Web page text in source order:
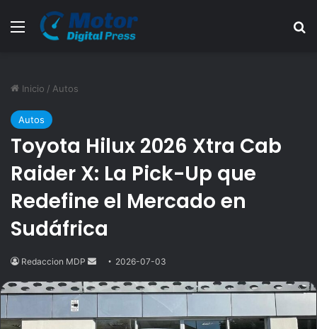
Menú
Inicio / Autos
Autos
Toyota Hilux 2026 Xtra Cab
Raider X: La Pick-Up que
Redefine el Mercado en
Sudáfrica
Redaccion MDP
Send
email
2026-07-03